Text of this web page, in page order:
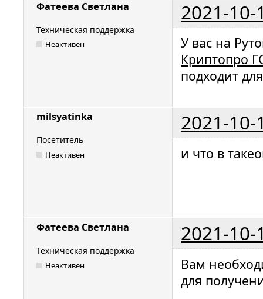
Фатеева Светлана 2021-10-
Техническая поддержка
Неактивен
У вас на
Криптопро
подходит
milsyatinka 2021-10-
Посетитель
Неактивен и что в
Фатеева Светлана 2021-10-
Техническая поддержка
Неактивен
Вам
для